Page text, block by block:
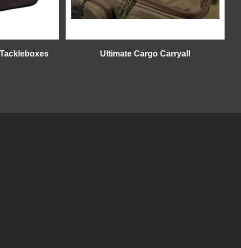
Ultimate Cargo Carryall